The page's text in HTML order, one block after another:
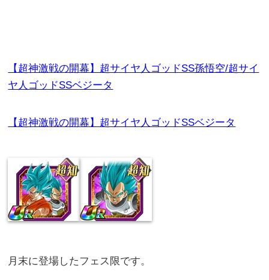
【超神激戦の開幕】超サイヤ人ゴッドSS孫悟空/超サイ
ヤ人ゴッドSSベジータ
【超神激戦の開幕】超サイヤ人ゴッドSSベジータ
月末に登場したフェス限です。